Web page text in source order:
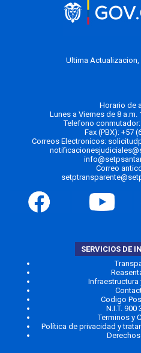
Ultima Actualizacion,
Horario de
Lunes a Viernes de 8 a.m.
Telefono conmutador:
Fax (PBX): +57
Correos Electronicos:
Correo
SERVICIOS DE
Infraestructura
Codigo
N.I.T. 900
Terminos y
Política de privacidad y